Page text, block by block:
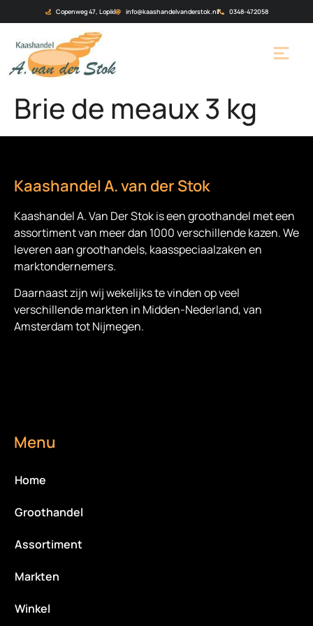
Copenweg 47, Lopik info@kaashandelvanderstok.nl 0348-472058
Brie de meaux 3 kg
Kaashandel A. van der Stok
Kaashandel A. Van Der Stok is eengroothandel met een
assortiment van meer dan 1000 verschillende kazen. We
leveren aan groothandels, kaasspeciaalzaken en
marktondernemers.
Daarnaast zijn wij wekelijks te vinden op veel
verschillende markten in Midden-Nederland, van
Amsterdam tot Nijmegen.
Menu
Home
Groothandel
Assortiment
Markten
Winkel